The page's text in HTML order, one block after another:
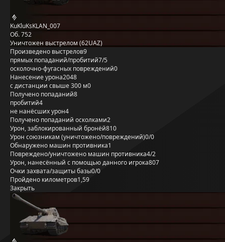
KuKluKsKLAN_007
Об. 752
Уничтожен выстрелом (62UAZ)
Произведено выстрелов9
прямых попаданий/пробитий7/5
осколочно-фугасных повреждений0
Нанесение урона2048
с дистанции свыше 300 м0
Получено попаданий8
пробитий4
не нанёсших урон4
Получено попаданий осколками2
Урон, заблокированный бронёй810
Урон союзникам (уничтожено/повреждений)0/0
Обнаружено машин противника1
Повреждено/уничтожено машин противника4/2
Урон, нанесённый с помощью данного игрока807
Очки захвата/защиты базы0/0
Пройдено километров1,59
Закрыть